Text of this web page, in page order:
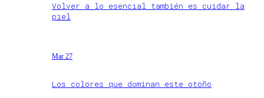
Volver a lo esencial también es cuidar la
piel
Mar 27
Los colores que dominan este otoño